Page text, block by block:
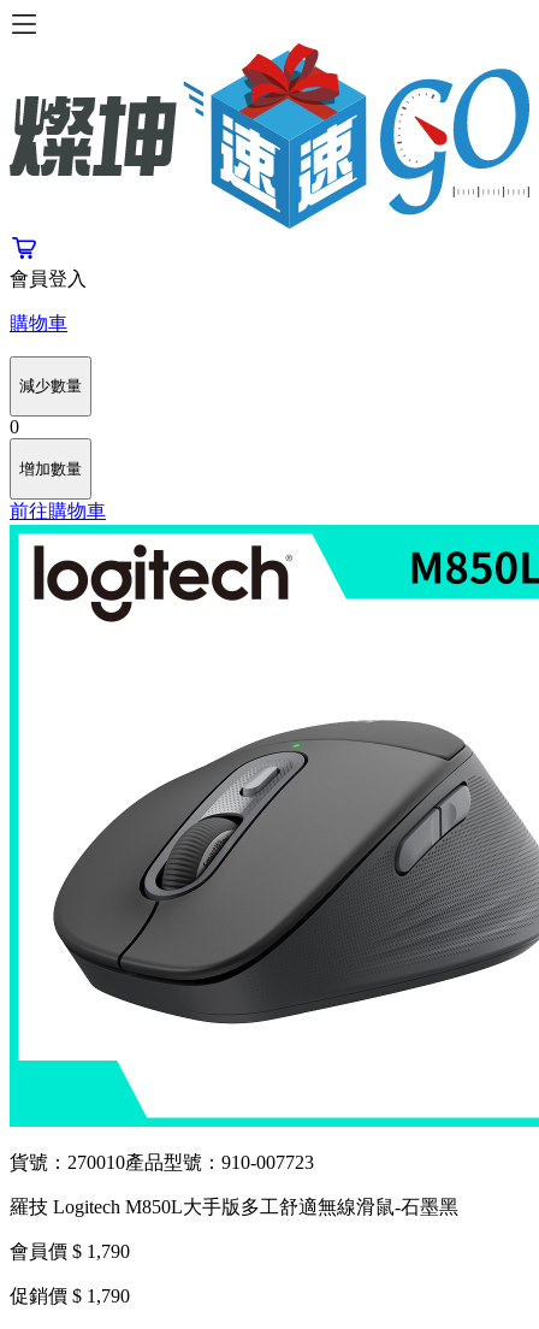
會員登入
購物車
減少數量
0
增加數量
前往購物車
貨號：270010產品型號：910-007723
羅技 Logitech M850L大手版多工舒適無線滑鼠-石墨黑
會員價 $ 1,790
促銷價 $ 1,790